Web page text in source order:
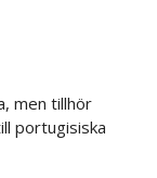
men tillhör
portugisiska